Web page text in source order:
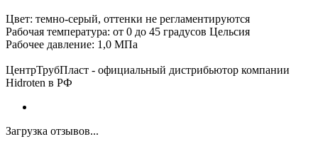
Цвет: темно-серый, оттенки не регламентируются
Рабочая температура: от 0 до 45 градусов Цельсия
Рабочее давление: 1,0 МПа
ЦентрТрубПласт - официальный дистрибьютор компании
Hidroten в РФ
Загрузка отзывов...